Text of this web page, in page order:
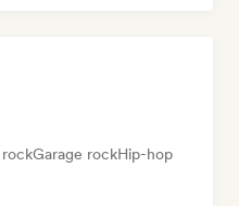
Garage rockHip-hop